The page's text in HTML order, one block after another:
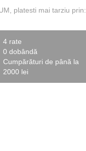
platesti mai tarziu prin:
4 rate
0 dobândă
Cumpărături de până la
2000 lei